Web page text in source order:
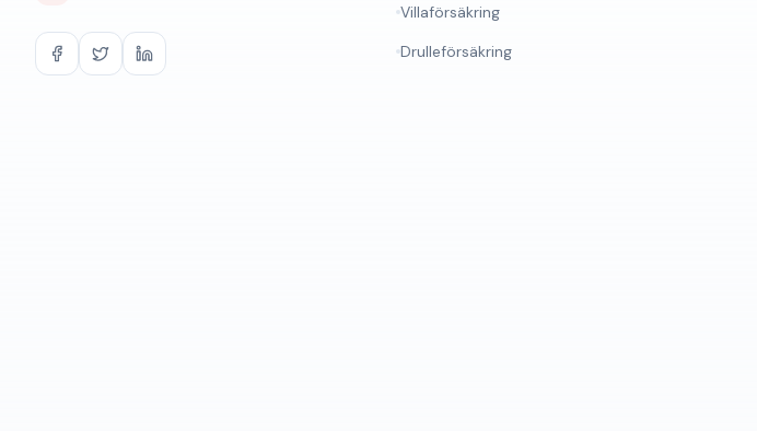
Villaförsäkring
Drulleförsäkring